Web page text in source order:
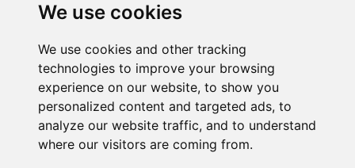
We use cookies
We use cookies and other tracking
technologies to improve your browsing
experience on our website, to show you
personalized content and targeted ads, to
analyze our website traffic, and to understand
where our visitors are coming from.